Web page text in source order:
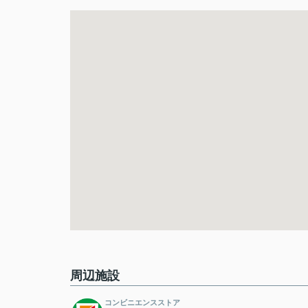
周辺施設
コンビニエンスストア